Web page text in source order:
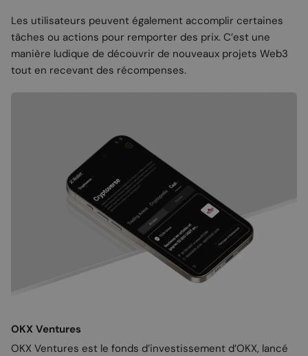
Les utilisateurs peuvent également accomplir certaines
tâches ou actions pour remporter des prix. C’est une
manière ludique de découvrir de nouveaux projets Web3
tout en recevant des récompenses.
OKX Ventures
OKX Ventures est le fonds d’investissement d’OKX, lancé